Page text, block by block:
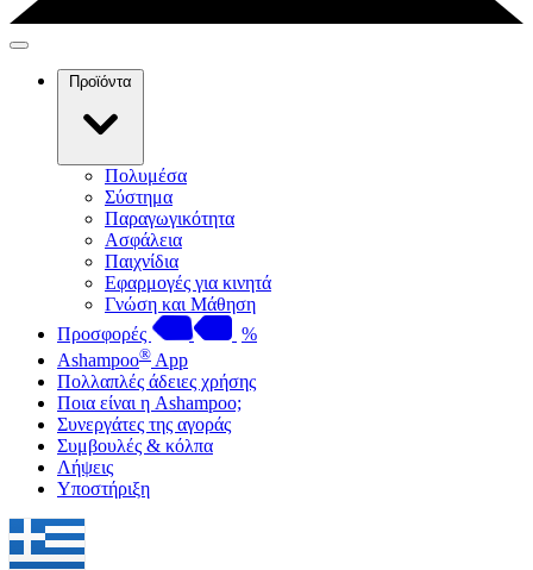
Προϊόντα
Πολυμέσα
Σύστημα
Παραγωγικότητα
Ασφάλεια
Παιχνίδια
Εφαρμογές για κινητά
Γνώση και Μάθηση
Προσφορές
%
Ashampoo® App
Πολλαπλές άδειες χρήσης
Ποια είναι η Ashampoo;
Συνεργάτες της αγοράς
Συμβουλές & κόλπα
Λήψεις
Υποστήριξη